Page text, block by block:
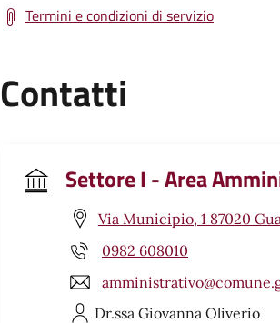
Termini e condizioni di servizio
Contatti
Settore I - Area
Via Municipio, 1 87020
0982 608010
Dr.ssa Giovanna Oliverio